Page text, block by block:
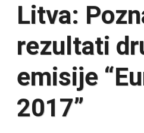
Litva:
rezultati
emisije
2017”